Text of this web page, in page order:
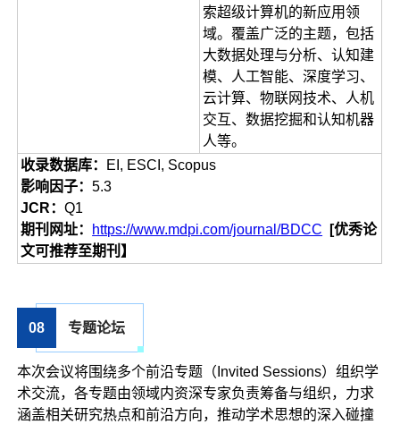
索超级计算机的新应用领
域。覆盖广泛的主题，包括
大数据处理与分析、认知建
模、人工智能、深度学习、
云计算、物联网技术、人机
交互、数据挖掘和认知机器
人等。
收录数据库：
EI, ESCI, Scopus
影响因子：5.3
JCR：Q1
期刊网址：
https://www.mdpi.com/journal/BDCC
[优秀论
文可推荐至期刊】
08 专题论坛
本次会议将围绕多个前沿专题（Invited Sessions）组织学
术交流，各专题由领域内资深专家负责筹备与组织，力求
涵盖相关研究热点和前沿方向，推动学术思想的深入碰撞